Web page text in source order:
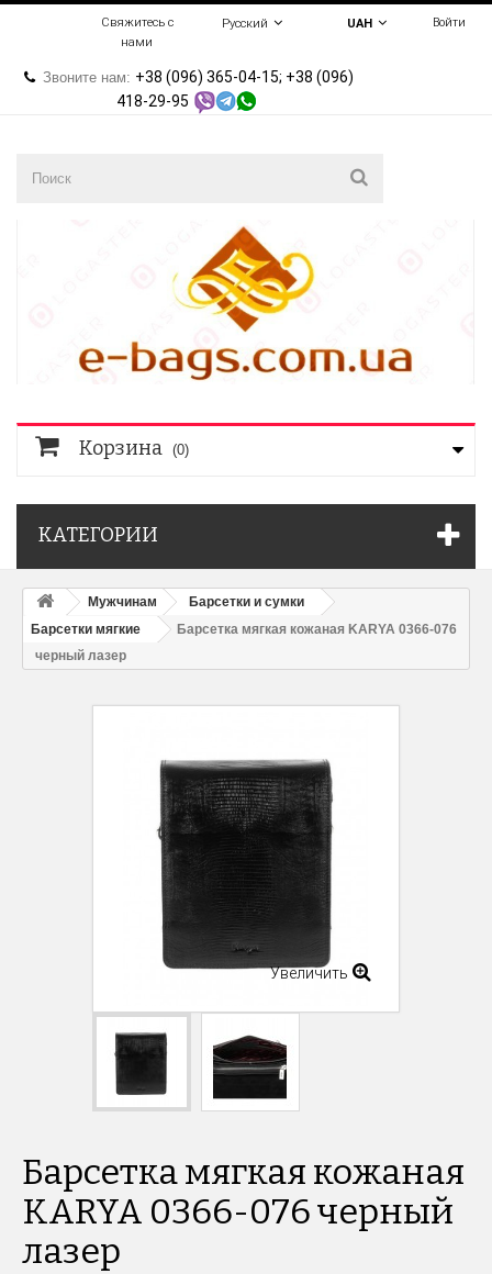
Войти
UAH
Русский
Свяжитесь с
нами
Звоните нам: +38 (096) 365-04-15; +38 (096)
418-29-95
Корзина (0)
КАТЕГОРИИ
Мужчинам
Барсетки и сумки
Барсетки мягкие
Барсетка мягкая кожаная KARYA 0366-076
черный лазер
Увеличить
Барсетка мягкая кожаная
KARYA 0366-076 черный
лазер